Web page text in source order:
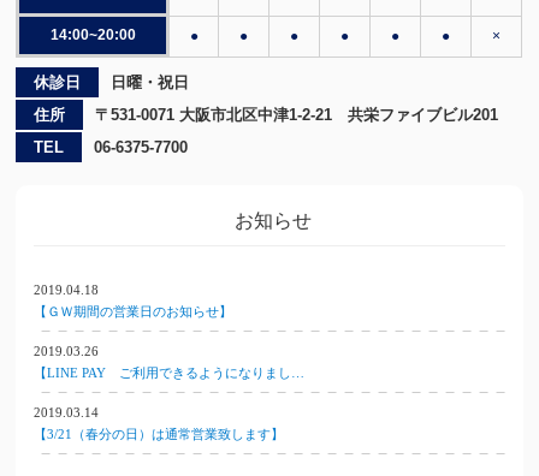
14:00~20:00 ● ● ● ● ● ● ×
休診日
日曜・祝日
住所
〒531-0071 大阪市北区中津1-2-21 共栄ファイブビル201
TEL
06-6375-7700
お知らせ
2019.04.18
【ＧＷ期間の営業日のお知らせ】
2019.03.26
【LINE PAY ご利用できるようになりまし…
2019.03.14
【3/21（春分の日）は通常営業致します】